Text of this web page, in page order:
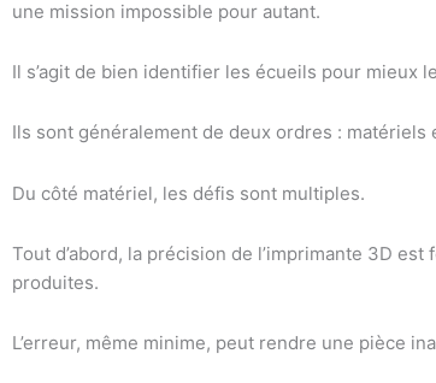
une mission impossible pour autant.
Il s’agit de bien identifier les écueils pour mieux
Ils sont généralement de deux ordres : matériels
Du côté matériel, les défis sont multiples.
Tout d’abord, la précision de l’imprimante 3D
produites.
L’erreur, même minime, peut rendre une pièce